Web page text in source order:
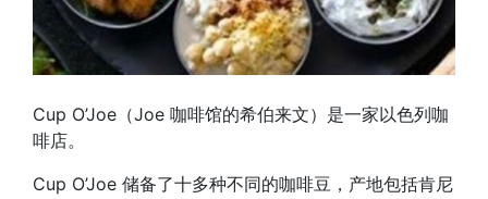
Cup O’Joe（Joe 咖啡馆的希伯来文）是一家以色列咖
啡店。
Cup O’Joe 储备了十多种不同的咖啡豆，产地包括肯尼